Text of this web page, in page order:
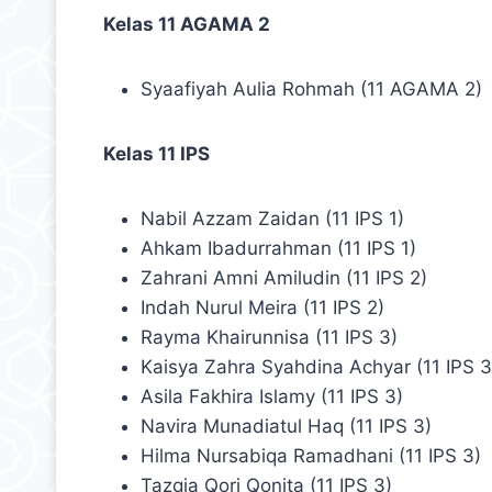
Kelas 11 AGAMA 2
Syaafiyah Aulia Rohmah (11 AGAMA 2)
Kelas 11 IPS
Nabil Azzam Zaidan (11 IPS 1)
Ahkam Ibadurrahman (11 IPS 1)
Zahrani Amni Amiludin (11 IPS 2)
Indah Nurul Meira (11 IPS 2)
Rayma Khairunnisa (11 IPS 3)
Kaisya Zahra Syahdina Achyar (11 IPS
Asila Fakhira Islamy (11 IPS 3)
Navira Munadiatul Haq (11 IPS 3)
Hilma Nursabiqa Ramadhani (11 IPS 3)
Tazqia Qori Qonita (11 IPS 3)